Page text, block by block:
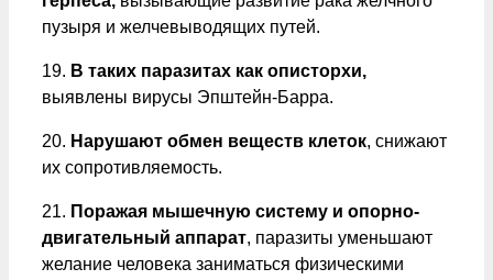
пузыря и желчевыводящих путей.
19. В таких паразитах как описторхи,
выявлены вирусы Эпштейн-Барра.
20. Нарушают обмен веществ клеток, снижают
их сопротивляемость.
21. Поражая мышечную систему и опорно-
двигательный аппарат, паразиты уменьшают
желание человека заниматься физическими